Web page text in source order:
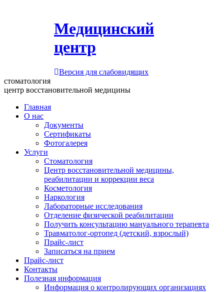
Медицинский
центр
Версия для слабовидящих
стоматология
центр восстановительной медицины
Главная
О нас
Документы
Сертификаты
Фотогалерея
Услуги
Стоматология
Центр восстановительной медицины,
реабилитации и коррекции веса
Косметология
Наркология
Лабораторные исследования
Отделение физической реабилитации
Получить консультацию мануального терапевта
Травматолог-ортопед (детский, взрослый)
Прайс-лист
Записаться на прием
Прайс-лист
Контакты
Полезная информация
Информация о контролирующих организациях